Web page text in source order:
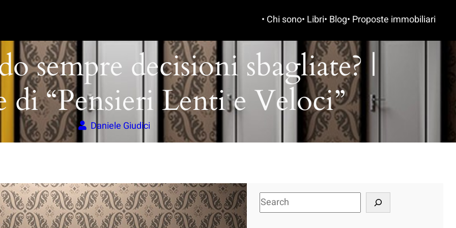
• Chi sono• Libri• Blog• Proposte immobiliari
sempre decisioni sbagliate? |
di “Pensieri Lenti e Veloci”
Daniele Giudici
S
e